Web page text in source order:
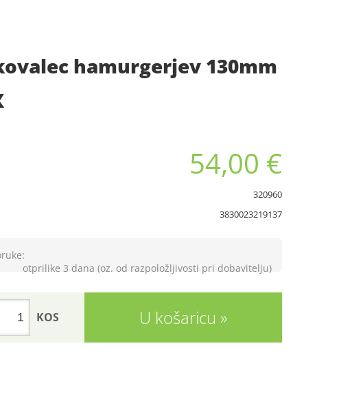
hamurgerjev 130mm
54,00 €
320960
3830023219137
otprilike 3 dana (oz. od razpoložljivosti pri dobavitelju)
U košaricu
KOS